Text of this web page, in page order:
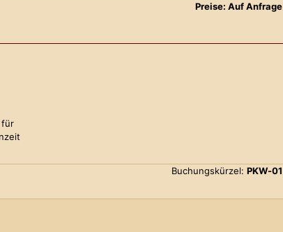
Preise: Auf Anfrage
für
Buchungskürzel: PKW-01